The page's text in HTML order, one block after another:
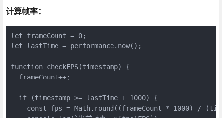
计算帧率：
let frameCount = 0;
let lastTime = performance.now();
function checkFPS(timestamp) {
  frameCount++;
  if (timestamp >= lastTime + 1000) {
const fps = Math.round((frameCount * 1000) /